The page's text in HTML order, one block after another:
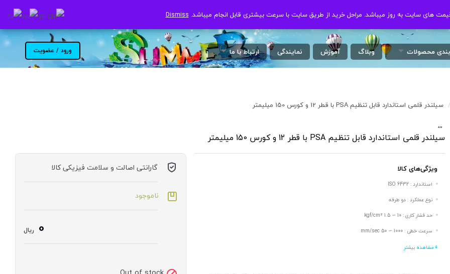
های سایت به روز میباشد. مراحل خرید از طریق سایت با سرعت بیشتری قابل انجام میباشد.Dismiss
محصولات وبلاگ آموزش نمایندگی
ارتباط با ما
ورود / عضویت
های سایت به روز میباشد. مراحل خرید از طریق سایت با سرعت بیشتری قابل انجام میباشد.Dismiss
/ سیلندر قلمی استاندارد قابل تنظیم PSA با قطر 12 و کورس 150 میلیمتر
,
,
,
سیلندر قلمی استاندارد قابل تنظیم PSA با قطر 12 و کورس 150 میلیمتر
ویژگی‌های کالا
استاندارد : ISO 6432
نوع عملکرد : دو طرفه
حد فشار کاری : 10 ∼ 1.5 kgf/cm²
سرعت خطی : 1000 ∼ 50 mm/sec
+ مشاهده بیشتر
گارانتی اصالت و سلامت فیزیکی کالا
ناموجود
0 ریال